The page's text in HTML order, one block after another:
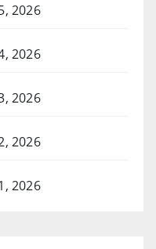
2026
2026
2026
2026
2026